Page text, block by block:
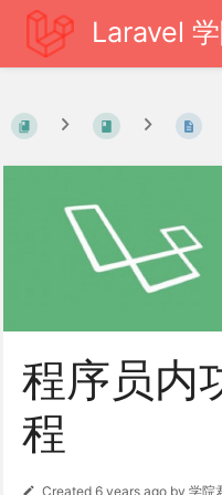
Laravel
程序员内
程
Created 6 years ago by 学院